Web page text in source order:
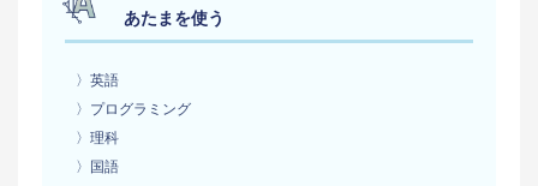
あたまを使う
〉英語
〉プログラミング
〉理科
〉国語